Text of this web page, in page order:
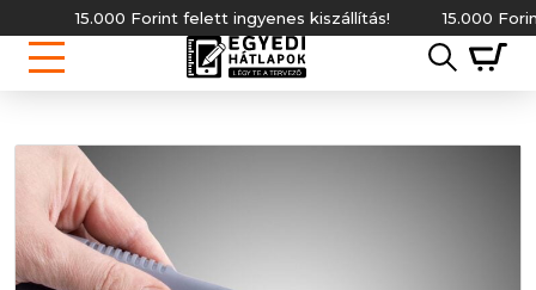
15.000 Forint felett ingyenes kiszállítás! 15.000 Forint